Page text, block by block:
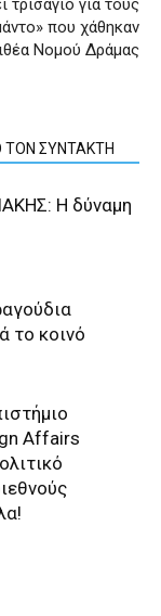
τρισάγιο για τους
που χάθηκαν
Νομού Δράμας
ΤΟΝ ΣΥΝΤΑΚΤΗ
Η δύναμη
το κοινό
Affairs